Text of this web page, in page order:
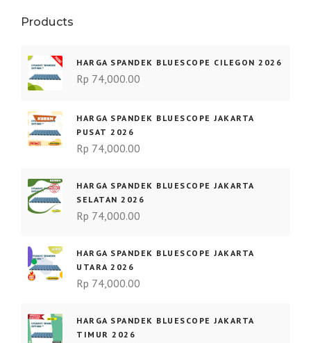
Products
HARGA SPANDEK BLUESCOPE CILEGON 2026
Rp 74,000.00
HARGA SPANDEK BLUESCOPE JAKARTA
PUSAT 2026
Rp 74,000.00
HARGA SPANDEK BLUESCOPE JAKARTA
SELATAN 2026
Rp 74,000.00
HARGA SPANDEK BLUESCOPE JAKARTA
UTARA 2026
Rp 74,000.00
HARGA SPANDEK BLUESCOPE JAKARTA
TIMUR 2026